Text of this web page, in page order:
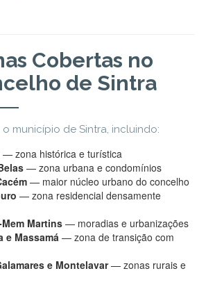
Cobertas no
de Sintra
município de Sintra, incluindo:
— zona histórica e turística
— zona urbana e condomínios
— maior núcleo urbano do concelho
— zona residencial densamente
Martins — moradias e urbanizações
e Massamá — zona de transição com
e Montelavar— zonas rurais e